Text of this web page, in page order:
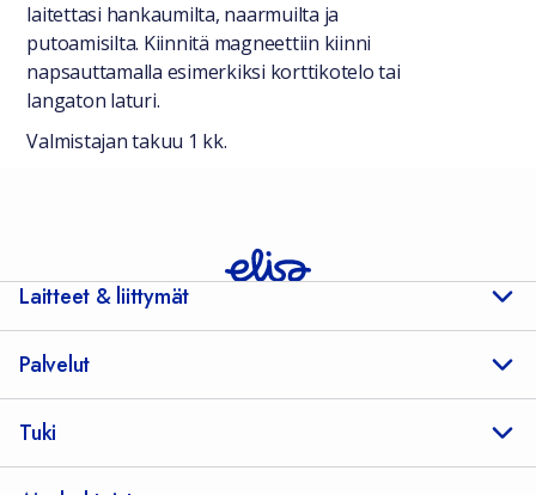
laitettasi hankaumilta, naarmuilta ja
putoamisilta. Kiinnitä magneettiin kiinni
napsauttamalla esimerkiksi korttikotelo tai
langaton laturi.
Valmistajan takuu 1 kk.
Laitteet & liittymät
Palvelut
Tuki